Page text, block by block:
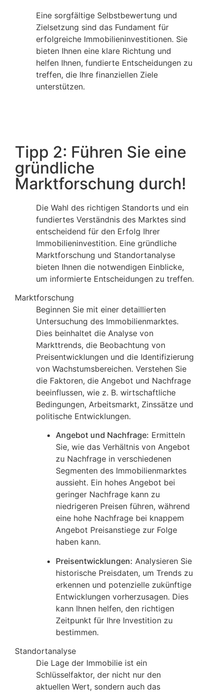
Eine sorgfältige Selbstbewertung und
Zielsetzung sind das Fundament für
erfolgreiche Immobilieninvestitionen. Sie
bieten Ihnen eine klare Richtung und
helfen Ihnen, fundierte Entscheidungen zu
treffen, die Ihre finanziellen Ziele
unterstützen.
Tipp 2: Führen Sie eine
gründliche
Marktforschung durch!
Die Wahl des richtigen Standorts und ein
fundiertes Verständnis des Marktes sind
entscheidend für den Erfolg Ihrer
Immobilieninvestition. Eine gründliche
Marktforschung und Standortanalyse
bieten Ihnen die notwendigen Einblicke,
um informierte Entscheidungen zu treffen.
Marktforschung
Beginnen Sie mit einer detaillierten
Untersuchung des Immobilienmarktes.
Dies beinhaltet die Analyse von
Markttrends, die Beobachtung von
Preisentwicklungen und die Identifizierung
von Wachstumsbereichen. Verstehen Sie
die Faktoren, die Angebot und Nachfrage
beeinflussen, wie z. B. wirtschaftliche
Bedingungen, Arbeitsmarkt, Zinssätze und
politische Entwicklungen.
Angebot und Nachfrage: Ermitteln
Sie, wie das Verhältnis von Angebot
zu Nachfrage in verschiedenen
Segmenten des Immobilienmarktes
aussieht. Ein hohes Angebot bei
geringer Nachfrage kann zu
niedrigeren Preisen führen, während
eine hohe Nachfrage bei knappem
Angebot Preisanstiege zur Folge
haben kann.
Preisentwicklungen: Analysieren Sie
historische Preisdaten, um Trends zu
erkennen und potenzielle zukünftige
Entwicklungen vorherzusagen. Dies
kann Ihnen helfen, den richtigen
Zeitpunkt für Ihre Investition zu
bestimmen.
Standortanalyse
Die Lage der Immobilie ist ein
Schlüsselfaktor, der nicht nur den
aktuellen Wert, sondern auch das